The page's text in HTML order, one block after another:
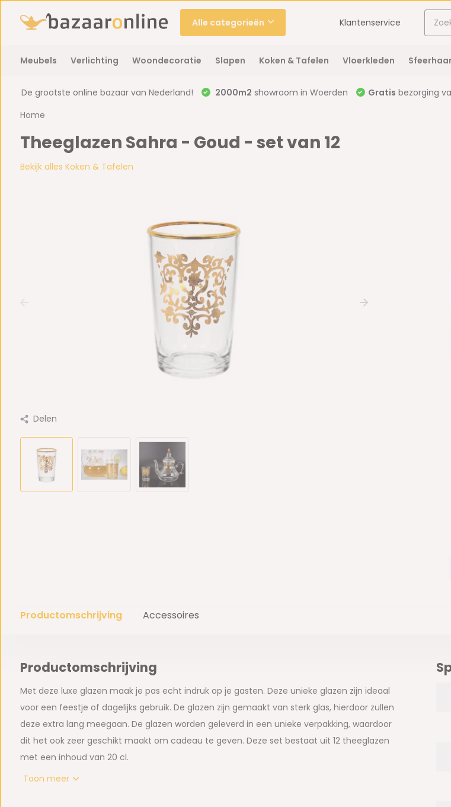
Alle categorieën Klantenservice
Meubels Verlichting Woondecoratie Slapen Koken & Tafelen Vloerkleden
De grootste online bazaar van Nederland! 2000m2 showroom in Woerden Gratis bezorging
Home
Theeglazen Sahra - Goud - set van 12
Bekijk alles Koken & Tafelen
Delen
Productomschrijving Accessoires
Productomschrijving
Met deze luxe glazen maak je pas echt indruk op je gasten. Deze unieke glazen zijn ideaal
voor een feestje of dagelijks gebruik. De glazen zijn gemaakt van sterk glas, hierdoor zullen
deze extra lang meegaan. De glazen worden geleverd in een unieke verpakking, waardoor
dit het ook zeer geschikt maakt om cadeau te geven. Deze set bestaat uit 12 theeglazen
met een inhoud van 20 cl.
Belangrijkste kenmerken:
Toon meer